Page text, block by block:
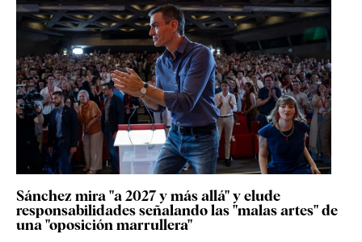
Sánchez mira "a 2027 y más allá" y elude
responsabilidades señalando las "malas artes" de
una "oposición marrullera"